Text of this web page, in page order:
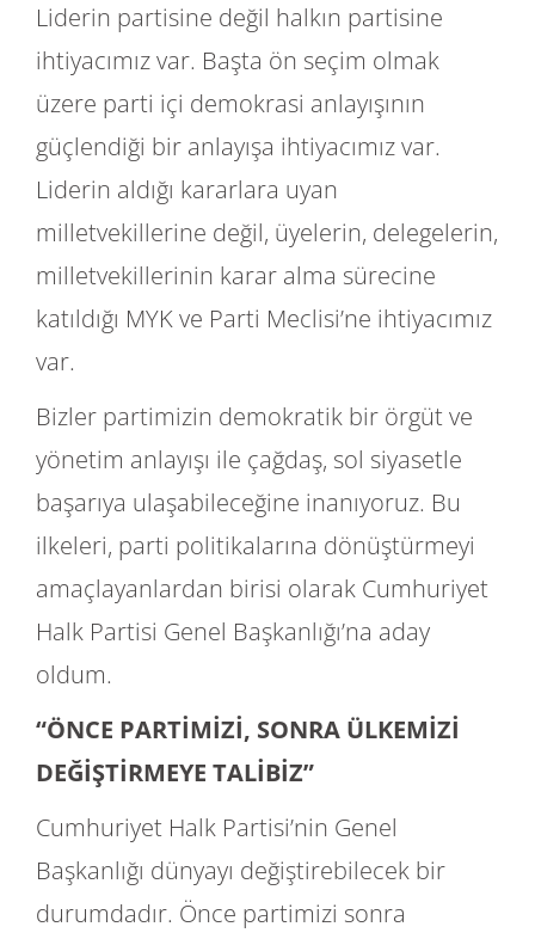
Liderin partisine değil halkın partisine
ihtiyacımız var. Başta ön seçim olmak
üzere parti içi demokrasi anlayışının
güçlendiği bir anlayışa ihtiyacımız var.
Liderin aldığı kararlara uyan
milletvekillerine değil, üyelerin, delegelerin,
milletvekillerinin karar alma sürecine
katıldığı MYK ve Parti Meclisi’ne ihtiyacımız
var.
Bizler partimizin demokratik bir örgüt ve
yönetim anlayışı ile çağdaş, sol siyasetle
başarıya ulaşabileceğine inanıyoruz. Bu
ilkeleri, parti politikalarına dönüştürmeyi
amaçlayanlardan birisi olarak Cumhuriyet
Halk Partisi Genel Başkanlığı’na aday
oldum.
“ÖNCE PARTİMİZİ, SONRA ÜLKEMİZİ
DEĞİŞTİRMEYE TALİBİZ”
Cumhuriyet Halk Partisi’nin Genel
Başkanlığı dünyayı değiştirebilecek bir
durumdadır. Önce partimizi sonra